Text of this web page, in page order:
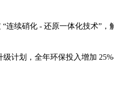
续硝化 - 还原一体化技术”，
计划，全年环保投入增加